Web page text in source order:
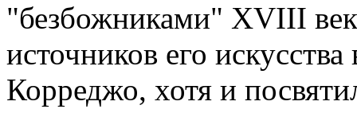
"безбожниками" XVIII
источников его
Корреджо, хотя и